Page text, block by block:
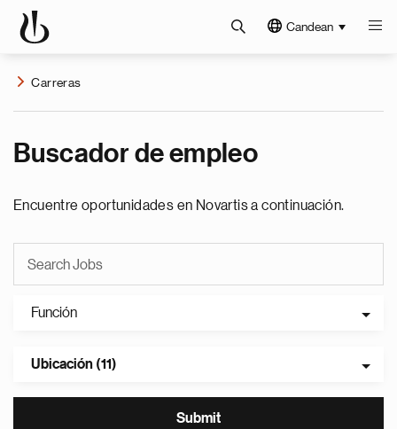
Candean
Carreras
Buscador de empleo
Encuentre oportunidades en Novartis a continuación.
Función
Ubicación (11)